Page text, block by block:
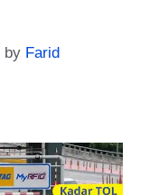
by Farid